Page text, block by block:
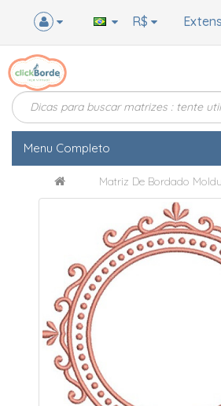
R$
Menu Completo
Matriz De Bordado